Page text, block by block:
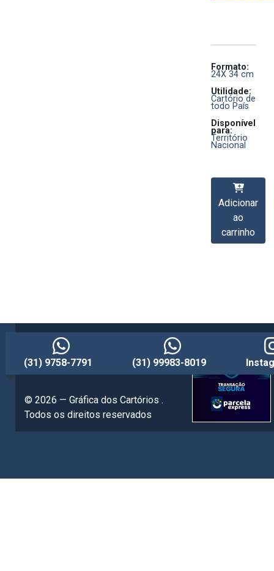
Formato:
24X 34 cm
Utilidade:
Cartório de
todo País
Disponível
para:
Território
Nacional
Adicionar
ao
carrinho
(31) 9758-7791 (31) 99983-8019
© 2026 — Gráfica dos Cartórios .
Todos os direitos reservados